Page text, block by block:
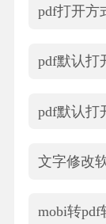
pdf打开方
pdf默认打
pdf默认打
文字修改
mobi转pdf